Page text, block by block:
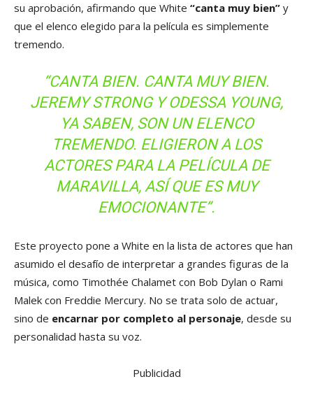
su aprobación, afirmando que White “canta muy bien” y
que el elenco elegido para la película es simplemente
tremendo.
“CANTA BIEN. CANTA MUY BIEN.
JEREMY STRONG Y ODESSA YOUNG,
YA SABEN, SON UN ELENCO
TREMENDO. ELIGIERON A LOS
ACTORES PARA LA PELÍCULA DE
MARAVILLA, ASÍ QUE ES MUY
EMOCIONANTE”.
Este proyecto pone a White en la lista de actores que han
asumido el desafío de interpretar a grandes figuras de la
música, como Timothée Chalamet con Bob Dylan o Rami
Malek con Freddie Mercury. No se trata solo de actuar,
sino de encarnar por completo al personaje, desde su
personalidad hasta su voz.
Publicidad